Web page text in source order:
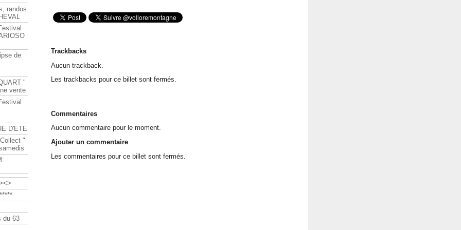
Trackbacks
Aucun trackback.
Les trackbacks pour ce billet sont fermés.
Commentaires
Aucun commentaire pour le moment.
Ajouter un commentaire
Les commentaires pour ce billet sont fermés.
randos
de
"
vente
D'ETE
"
du 63